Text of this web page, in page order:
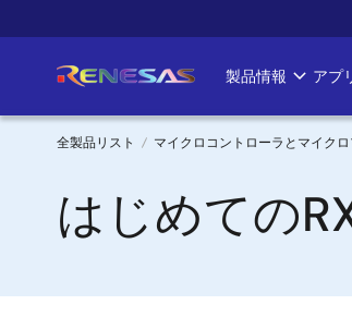
イ
ン
Main
製品情報 アプ
パ
ン
く
全製品リスト マイクロコントローラとマイク
はじめての